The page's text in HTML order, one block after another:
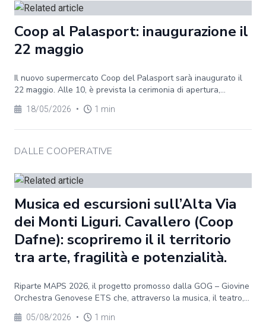
Coop al Palasport: inaugurazione il
22 maggio
Il nuovo supermercato Coop del Palasport sarà inaugurato il
22 maggio. Alle 10, è prevista la cerimonia di apertura,...
18/05/2026 • 1 min
DALLE COOPERATIVE
Musica ed escursioni sull’Alta Via
dei Monti Liguri. Cavallero (Coop
Dafne): scopriremo il il territorio
tra arte, fragilità e potenzialità.
Riparte MAPS 2026, il progetto promosso dalla GOG – Giovine
Orchestra Genovese ETS che, attraverso la musica, il teatro,...
05/08/2026 • 1 min